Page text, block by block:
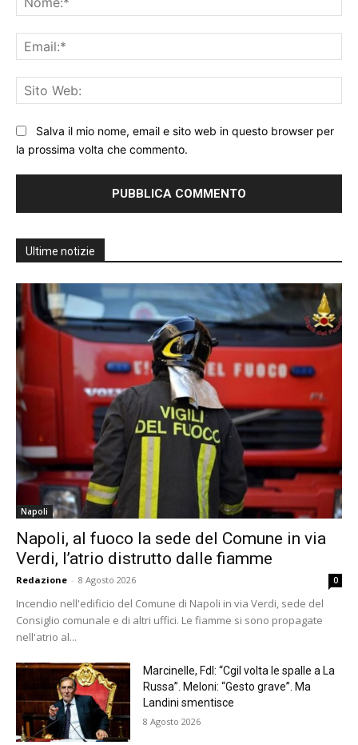
Salva il mio nome, email e sito web in questo browser per
la prossima volta che commento.
Ultime notizie
Napoli
Napoli, al fuoco la sede del Comune in via
Verdi, l’atrio distrutto dalle fiamme
Redazione - 8 Agosto 2026 0
Incendio nell'edificio del Comune di Napoli in via Verdi, sede del
Consiglio comunale e di altri uffici. Le fiamme si sono propagate
nell'atrio al...
Marcinelle, FdI: “Cgil volta le spalle a La
Russa”. Meloni: “Gesto grave”. Ma
Landini smentisce
8 Agosto 2026